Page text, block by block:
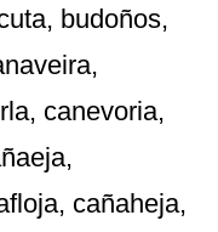
budoños,
canevoria,
cañaheja,